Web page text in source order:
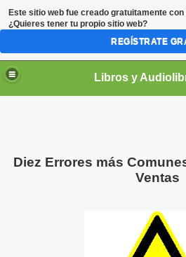
Diez Errores más
Ventas
Este sitio web fue creado gratuitamente con
¿Quieres tener tu propio sitio web?
REGÍSTRATE